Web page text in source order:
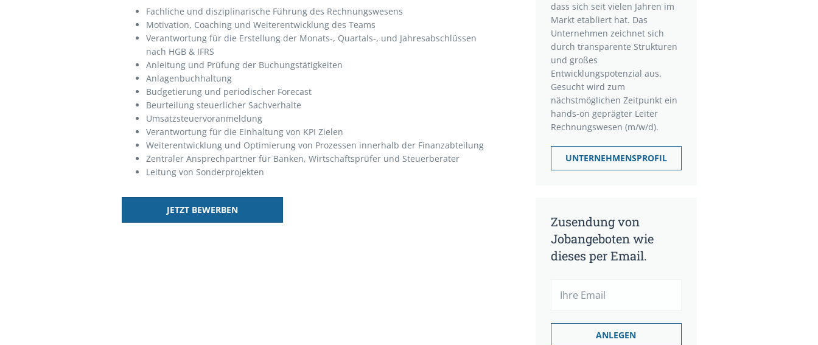
Fachliche und disziplinarische Führung des Rechnungswesens
Motivation, Coaching und Weiterentwicklung des Teams
Verantwortung für die Erstellung der Monats-, Quartals-, und Jahresabschlüssen
nach HGB & IFRS
Anleitung und Prüfung der Buchungstätigkeiten
Anlagenbuchhaltung
Budgetierung und periodischer Forecast
Beurteilung steuerlicher Sachverhalte
Umsatzsteuervoranmeldung
Verantwortung für die Einhaltung von KPI Zielen
Weiterentwicklung und Optimierung von Prozessen innerhalb der Finanzabteilung
Zentraler Ansprechpartner für Banken, Wirtschaftsprüfer und Steuerberater
Leitung von Sonderprojekten
JETZT BEWERBEN
dass sich seit vielen Jahren im
Markt etabliert hat. Das
Unternehmen zeichnet sich
durch transparente Strukturen
und großes
Entwicklungspotenzial aus.
Gesucht wird zum
nächstmöglichen Zeitpunkt ein
hands-on geprägter Leiter
Rechnungswesen (m/w/d).
UNTERNEHMENSPROFIL
Zusendung von
Jobangeboten wie
dieses per Email.